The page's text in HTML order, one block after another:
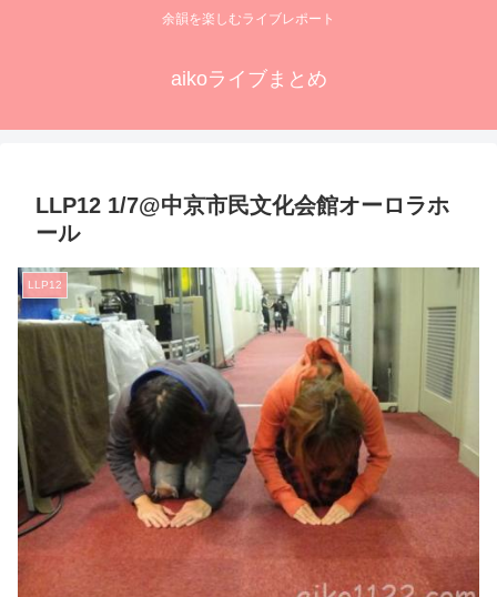
余韻を楽しむライブレポート
aikoライブまとめ
LLP12 1/7@中京市民文化会館オーロラホ
ール
LLP12